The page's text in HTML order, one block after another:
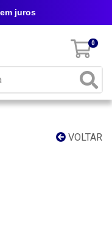
0
juros
VOLTAR